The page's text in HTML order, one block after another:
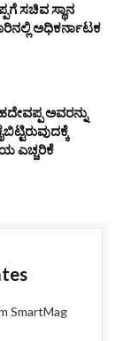
ಸಚಿವ ಸ್ಥಾನ
ಅಧಿಕರ್ನಾಟಕ
ಅವರನ್ನು
ಎಚ್ಚರಿಕೆ
SmartMag